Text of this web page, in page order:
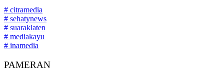
# citramedia
# sehatynews
# suaraklaten
# mediakayu
# inamedia
PAMERAN